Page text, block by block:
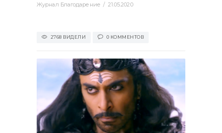
Журнал Благодарение 21.05.2020
2768 ВИДЕЛИ 0 КОММЕНТОВ